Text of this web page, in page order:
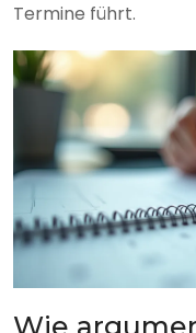
Termine führt.